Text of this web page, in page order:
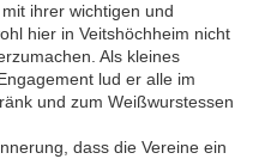
ihrer wichtigen und
hier in Veitshöchheim nicht
Als kleines
lud er alle im
und zum Weißwurstessen
dass die Vereine ein